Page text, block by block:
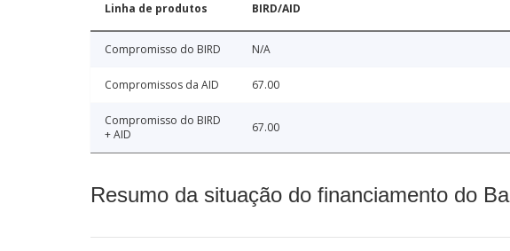
Linha de produtos BIRD/AID
Compromisso do BIRD N/A
Compromissos da AID 67.00
Compromisso do BIRD
+ AID
67.00
Resumo da situação do financiamento do